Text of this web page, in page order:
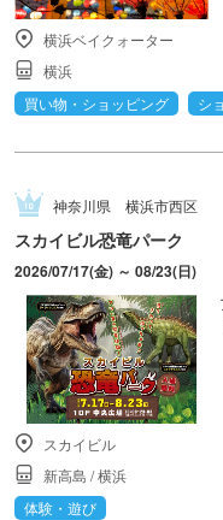
横浜ベイクォーター
横浜
買い物・ショッピング
シ
神奈川県 横浜市西区
スカイビル恐竜パーク
2026/07/17(金) ～ 08/23(日)
スカイビル
新高島 /横浜
体験・遊び